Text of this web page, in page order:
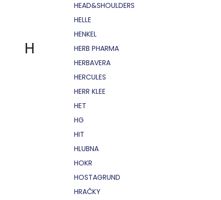
H
HEAD&SHOULDERS
HELLE
HENKEL
HERB PHARMA
HERBAVERA
HERCULES
HERR KLEE
HET
HG
HIT
HLUBNA
HOKR
HOSTAGRUND
HRAČKY